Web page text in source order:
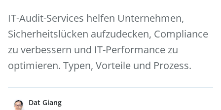
IT-Audit-Services helfen Unternehmen,
Sicherheitslücken aufzudecken, Compliance
zu verbessern und IT-Performance zu
optimieren. Typen, Vorteile und Prozess.
Dat Giang